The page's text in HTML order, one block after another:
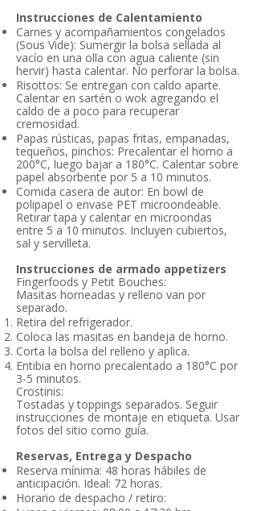
Instrucciones de Calentamiento
Carnes y acompañamientos congelados
(Sous Vide): Sumergir la bolsa sellada al
vacío en una olla con agua caliente (sin
hervir) hasta calentar. No perforar la bolsa.
Risottos: Se entregan con caldo aparte.
Calentar en sartén o wok agregando el
caldo de a poco para recuperar
cremosidad.
Papas rústicas, papas fritas, empanadas,
tequeños, pinchos: Precalentar el horno a
200°C, luego bajar a 180°C. Calentar sobre
papel absorbente por 5 a 10 minutos.
Comida casera de autor: En bowl de
polipapel o envase PET microondeable.
Retirar tapa y calentar en microondas
entre 5 a 10 minutos. Incluyen cubiertos,
sal y servilleta.
Instrucciones de armado appetizers
Fingerfoods y Petit Bouches:
Masitas horneadas y relleno van por
separado.
Retira del refrigerador.
Coloca las masitas en bandeja de horno.
Corta la bolsa del relleno y aplica.
Entibia en horno precalentado a 180°C por
3-5 minutos.
Crostinis:
Tostadas y toppings separados. Seguir
instrucciones de montaje en etiqueta. Usar
fotos del sitio como guía.
Reservas, Entrega y Despacho
Reserva mínima: 48 horas hábiles de
anticipación. Ideal: 72 horas.
Horario de despacho / retiro: